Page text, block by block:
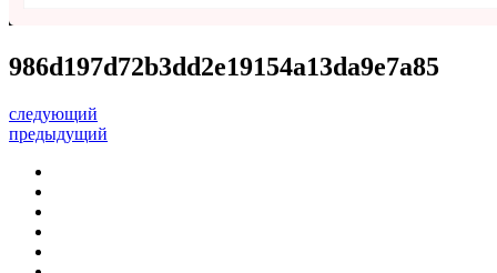
986d197d72b3dd2e19154a13da9e7a85
следующий
предыдущий